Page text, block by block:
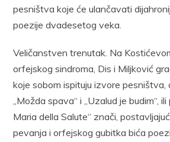
pesništva koje će ulančavati
poezije dvadesetog veka.
Veličanstven trenutak. Na
orfejskog sindroma, Dis i Miljković
koje sobom ispituju izvore pesništva,
„Možda spava“ i „Uzalud je budim“,
Maria della Salute“ znači,
pevanja i orfejskog gubitka bića